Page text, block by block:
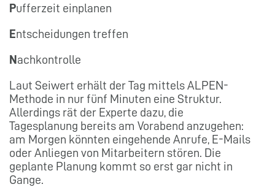
Pufferzeit einplanen
Entscheidungen treffen
N achkontrolle
Laut Seiwert erhält der Tag mittels ALPEN-
Methode in nur fünf Minuten eine Struktur.
Allerdings rät der Experte dazu, die
Tagesplanung bereits am Vorabend anzugehen:
am Morgen könnten eingehende Anrufe, E-Mails
oder Anliegen von Mitarbeitern stören. Die
geplante Planung kommt so erst gar nicht in
Gange.